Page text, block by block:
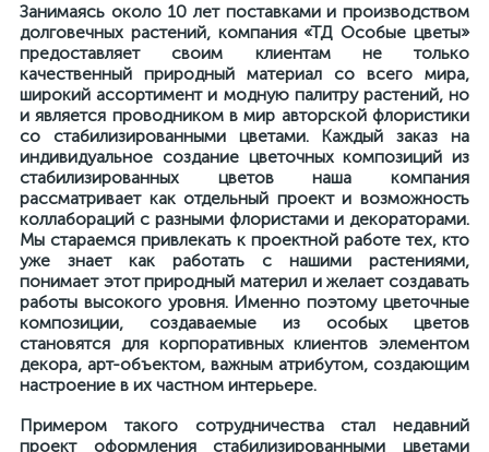
Занимаясь около 10 лет поставками и производством
долговечных растений, компания «ТД Особые цветы»
предоставляет своим клиентам не только
качественный природный материал со всего мира,
широкий ассортимент и модную палитру растений, но
и является проводником в мир авторской флористики
со стабилизированными цветами. Каждый заказ на
индивидуальное создание цветочных композиций из
стабилизированных цветов наша компания
рассматривает как отдельный проект и возможность
коллабораций с разными флористами и декораторами.
Мы стараемся привлекать к проектной работе тех, кто
уже знает как работать с нашими растениями,
понимает этот природный материл и желает создавать
работы высокого уровня. Именно поэтому цветочные
композиции, создаваемые из особых цветов
становятся для корпоративных клиентов элементом
декора, арт-объектом, важным атрибутом, создающим
настроение в их частном интерьере.
Примером такого сотрудничества стал недавний
проект оформления стабилизированными цветами